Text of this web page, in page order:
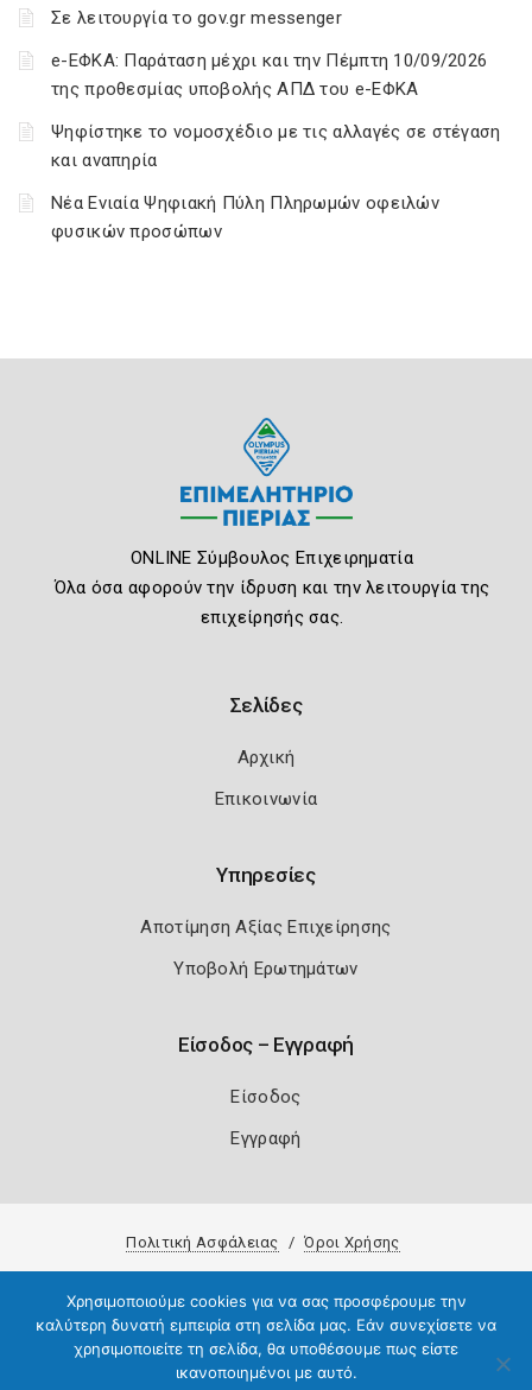
Σε λειτουργία το gov.gr messenger
e-ΕΦΚΑ: Παράταση μέχρι και την Πέμπτη 10/09/2026
της προθεσμίας υποβολής ΑΠΔ του e-ΕΦΚΑ
Ψηφίστηκε το νομοσχέδιο με τις αλλαγές σε στέγαση
και αναπηρία
Νέα Ενιαία Ψηφιακή Πύλη Πληρωμών οφειλών
φυσικών προσώπων
ONLINE Σύμβουλος Επιχειρηματία
Όλα όσα αφορούν την ίδρυση και την λειτουργία της
επιχείρησής σας.
Σελίδες
Αρχική
Επικοινωνία
Υπηρεσίες
Αποτίμηση Αξίας Επιχείρησης
Υποβολή Ερωτημάτων
Είσοδος – Εγγραφή
Είσοδος
Εγγραφή
Πολιτική Ασφάλειας Όροι Χρήσης
Χρησιμοποιούμε cookies για να σας προσφέρουμε την
καλύτερη δυνατή εμπειρία στη σελίδα μας. Εάν συνεχίσετε να
χρησιμοποιείτε τη σελίδα, θα υποθέσουμε πως είστε
ικανοποιημένοι με αυτό.